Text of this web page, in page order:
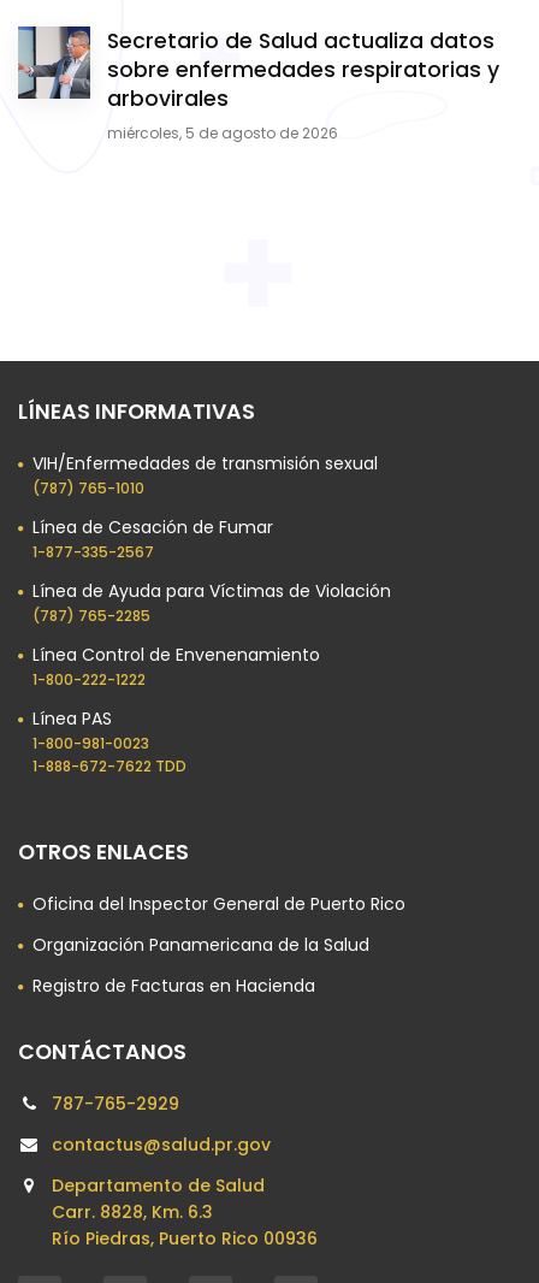
Secretario de Salud actualiza datos
sobre enfermedades respiratorias y
arbovirales
miércoles, 5 de agosto de 2026
OTROS ENLACES
Oficina del Inspector General de Puerto Rico
Organización Panamericana de la Salud
Registro de Facturas en Hacienda
LÍNEAS INFORMATIVAS
VIH/Enfermedades de transmisión sexual
(787) 765-1010
Línea de Cesación de Fumar
1-877-335-2567
Línea de Ayuda para Víctimas de Violación
(787) 765-2285
Línea Control de Envenenamiento
1-800-222-1222
Línea PAS
1-800-981-0023​
1-888-672-7622 TDD
CONTÁCTANOS
787-765-2929
contactus@salud.pr.gov
Departamento de Salud
Carr. 8828, Km. 6.3
Río Piedras, Puerto Rico 00936